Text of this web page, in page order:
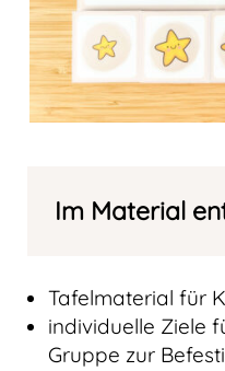
Im Material
Tafelmaterial für
individuelle Ziele
Gruppe zur